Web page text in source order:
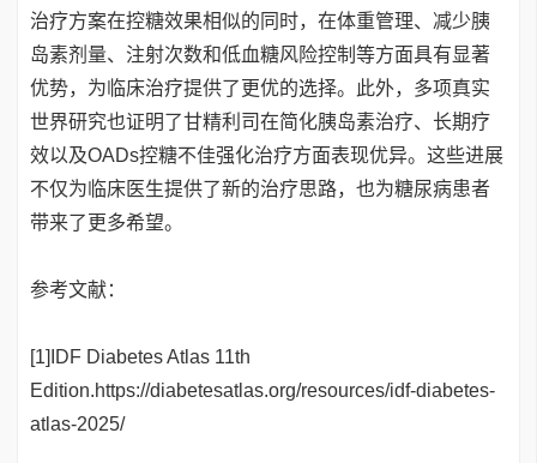
治疗方案在控糖效果相似的同时，在体重管理、减少胰
岛素剂量、注射次数和低血糖风险控制等方面具有显著
优势，为临床治疗提供了更优的选择。此外，多项真实
世界研究也证明了甘精利司在简化胰岛素治疗、长期疗
效以及OADs控糖不佳强化治疗方面表现优异。这些进展
不仅为临床医生提供了新的治疗思路，也为糖尿病患者
带来了更多希望。
参考文献：
[1]IDF Diabetes Atlas 11th
Edition.https://diabetesatlas.org/resources/idf-diabetes-
atlas-2025/